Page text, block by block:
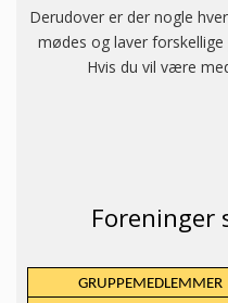
Derudover er der nogle
mødes og laver
Hvis du vil være
Foreninger
GRUPPEMEDLEMMER